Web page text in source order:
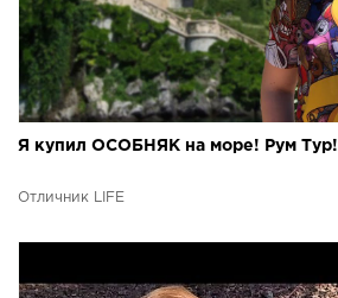
Я купил ОСОБНЯК на море! Рум Тур!
Отличник LIFE